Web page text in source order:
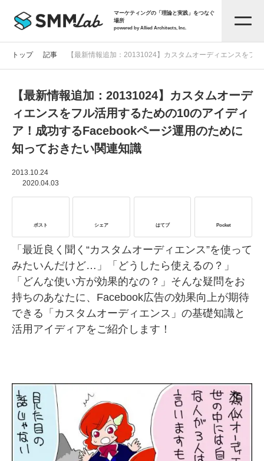
マーケティングの「理論と実践」をつなぐ
場所
powered by Allied Architects, Inc.
記事一覧
タグから探す
サービス資料
SMMLabについて
トップ 記事 【最新情報追加：20131024】カスタムオーディエンスをフ
【最新情報追加：20131024】カスタムオーデ
ィエンスをフル活用するための10のアイディ
ア！成功するFacebookページ運用のために
知っておきたい関連知識
2013.10.24
2020.04.03
ポスト シェア はてブ Pocket
「最近良く聞く“カスタムオーディエンス”を使って
みたいんだけど…」「どうしたら使えるの？」
「どんな使い方が効果的なの？」そんな疑問をお
持ちのあなたに、Facebook広告の効果向上が期待
できる「カスタムオーディエンス」の基礎知識と
活用アイディアをご紹介します！